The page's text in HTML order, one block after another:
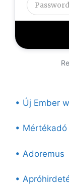
• Új Ember
• Mértékadó
• Adoremus
•